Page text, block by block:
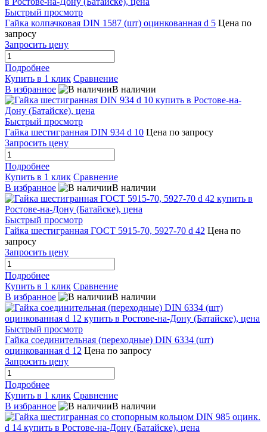
Быстрый просмотр
Гайка колпачковая DIN 1587 (шт) оцинкованная d 5 Цена по
запросу
Запросить цену
Подробнее
Купить в 1 клик Сравнение
В избранное
В наличии
Быстрый просмотр
Гайка шестигранная DIN 934 d 10 Цена по запросу
Запросить цену
Подробнее
Купить в 1 клик Сравнение
В избранное
В наличии
Быстрый просмотр
Гайка шестигранная ГОСТ 5915-70, 5927-70 d 42 Цена по
запросу
Запросить цену
Подробнее
Купить в 1 клик Сравнение
В избранное
В наличии
Быстрый просмотр
Гайка соединительная (переходные) DIN 6334 (шт)
оцинкованная d 12 Цена по запросу
Запросить цену
Подробнее
Купить в 1 клик Сравнение
В избранное
В наличии